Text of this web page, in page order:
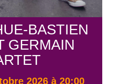
BASTIEN
GERMAIN
2026 à 20:00